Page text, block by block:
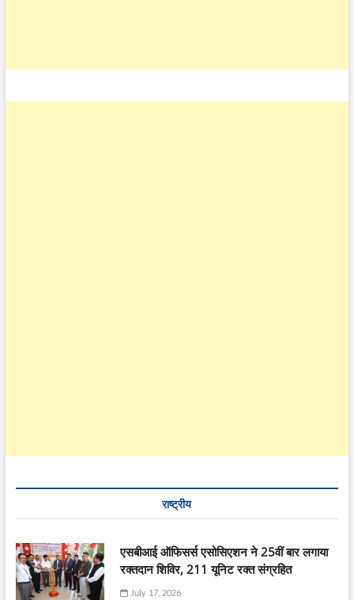
राष्ट्रीय
एसबीआई ऑफिसर्स एसोसिएशन ने 25वीं बार लगाया
रक्तदान शिविर, 211 यूनिट रक्त संग्रहित
July 17, 2026